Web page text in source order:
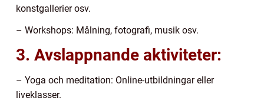
konstgallerier osv.
– Workshops: Målning, fotografi, musik osv.
3. Avslappnande aktiviteter:
– Yoga och meditation: Online-utbildningar eller
liveklasser.